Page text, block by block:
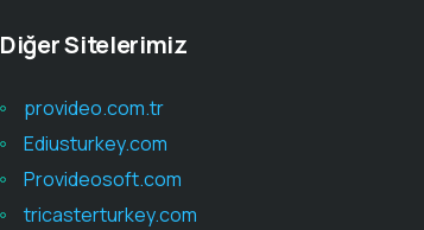
Diğer Sitelerimiz
provideo.com.tr
Ediusturkey.com
Provideosoft.com
tricasterturkey.com